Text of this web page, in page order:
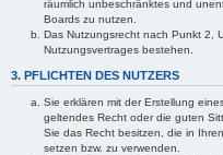
räumlich unbeschränktes und
Boards zu nutzen.
Das Nutzungsrecht nach Punkt 2,
Nutzungsvertrages bestehen.
3. PFLICHTEN DES NUTZERS
Sie erklären mit der Erstellung
geltendes Recht oder die guten
Sie das Recht besitzen, die in
setzen bzw. zu verwenden.